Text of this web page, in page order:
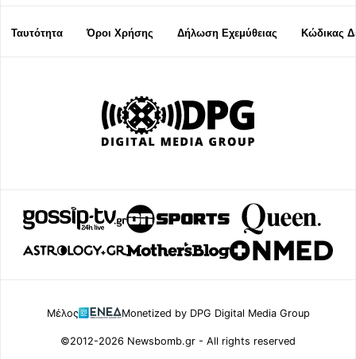
Ταυτότητα Όροι Χρήσης Δήλωση Εχεμύθειας Κώδικας
Μέλος Monetized by DPG Digital Media Group
©2012-2026 Newsbomb.gr - All rights reserved